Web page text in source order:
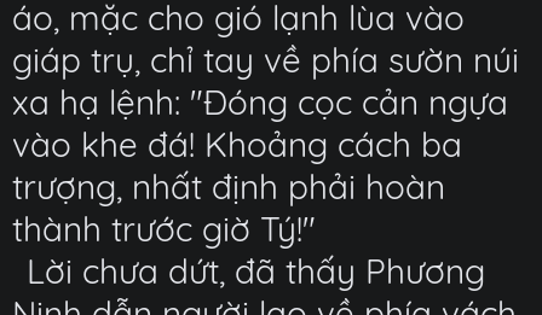
áo, mặc cho gió lạnh lùa vào
giáp trụ, chỉ tay về phía sườn núi
xa hạ lệnh: "Đóng cọc cản ngựa
vào khe đá! Khoảng cách ba
trượng, nhất định phải hoàn
thành trước giờ Tý!"
Lời chưa dứt, đã thấy Phương